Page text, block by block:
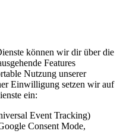
können wir dir über die
Features
Nutzung unserer
Einwilligung setzen wir auf
ein:
Event Tracking)
Consent Mode,